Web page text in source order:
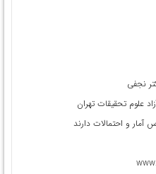
نجفی
علوم تحقیقات تهران
و احتمالات دارند